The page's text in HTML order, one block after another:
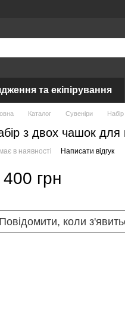
та екіпірування
Каталог Сувеніри
з двох чашок для
в наявності Написати відгук
400 грн
Повідомити, коли